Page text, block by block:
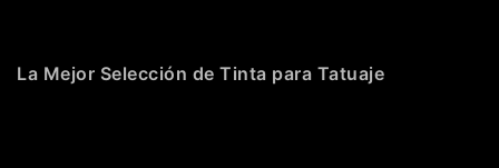
La Mejor Selección de Tinta para Tatuaje